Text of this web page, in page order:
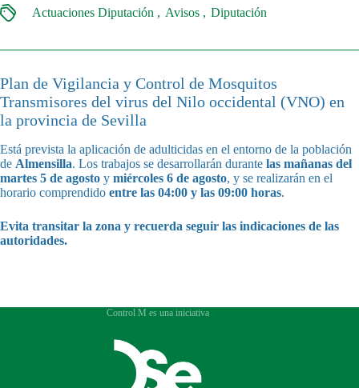
Actuaciones Diputación Avisos Diputación
Plan de Vigilancia y Control de Mosquitos
Transmisores del virus del Nilo occidental (VNO) en
la provincia de Sevilla
Está prevista la aplicación de adulticidas en el entorno de la población
de Almensilla. Los trabajos se desarrollarán durante las mañanas del
martes 5 de agosto y miércoles 6 de agosto, y se realizarán en el
horario comprendido entre las 04:00 y las 09:00 horas.
Evita transitar la zona y recuerda seguir las indicaciones de las
autoridades.
Control M es una iniciativa